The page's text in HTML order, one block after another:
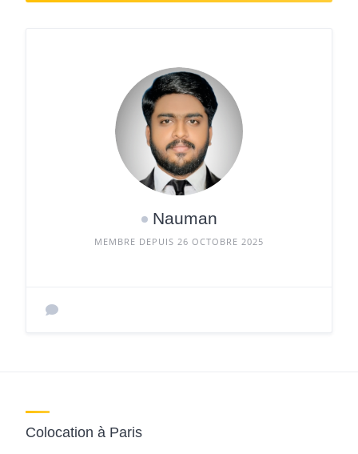
Nauman
MEMBRE DEPUIS 26 OCTOBRE 2025
Colocation à Paris